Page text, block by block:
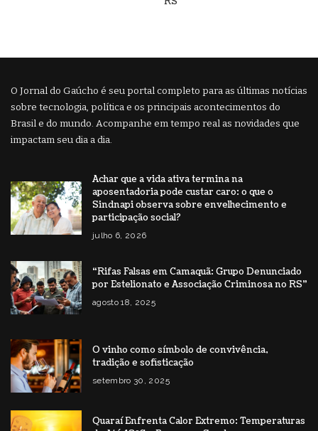
O Jornal do Gaúcho é seu portal completo para as últimas notícias
sobre tecnologia, política e os principais acontecimentos do
Brasil e do mundo. Acompanhe em tempo real as novidades que
impactam seu dia a dia.
Achar que a vida ativa termina na
aposentadoria pode custar caro: o que o
Sindnapi observa sobre envelhecimento e
participação social?
julho 6, 2026
“Rifas Falsas em Camaquã: Grupo Denunciado
por Estelionato e Associação Criminosa no RS”
agosto 18, 2025
O vinho como símbolo de convivência,
tradição e sofisticação
setembro 30, 2025
Quaraí Enfrenta Calor Extremo: Temperaturas